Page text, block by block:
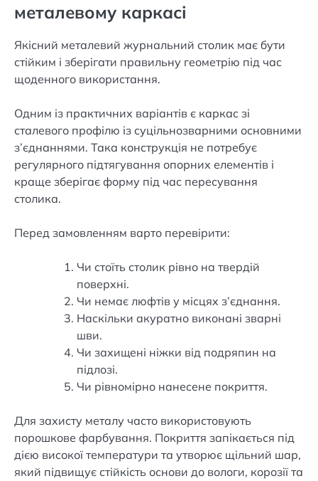
металевому каркасі
Якісний металевий журнальний столик має бути
стійким і зберігати правильну геометрію під час
щоденного використання.
Одним із практичних варіантів є каркас зі
сталевого профілю із суцільнозварними основними
з’єднаннями. Така конструкція не потребує
регулярного підтягування опорних елементів і
краще зберігає форму під час пересування
столика.
Перед замовленням варто перевірити:
Чи стоїть столик рівно на твердій
поверхні.
Чи немає люфтів у місцях з’єднання.
Наскільки акуратно виконані зварні
шви.
Чи захищені ніжки від подряпин на
підлозі.
Чи рівномірно нанесене покриття.
Для захисту металу часто використовують
порошкове фарбування. Покриття запікається під
дією високої температури та утворює щільний шар,
який підвищує стійкість основи до вологи, корозії та